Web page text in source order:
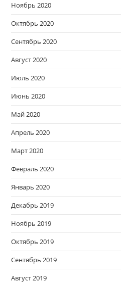
Ноябрь 2020
Октябрь 2020
Сентябрь 2020
Август 2020
Июль 2020
Июнь 2020
Май 2020
Апрель 2020
Март 2020
Февраль 2020
Январь 2020
Декабрь 2019
Ноябрь 2019
Октябрь 2019
Сентябрь 2019
Август 2019